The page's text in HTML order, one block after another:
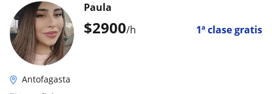
$2900/h 1ª clase gratis
Paula
Antofagasta